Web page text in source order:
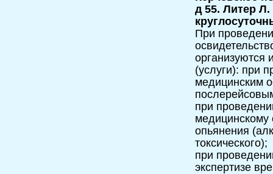
д 55. Литер Л.
При
(услуги): при
медицинским
при
медицинскому
опьянения
токсического);
при
экспертизе